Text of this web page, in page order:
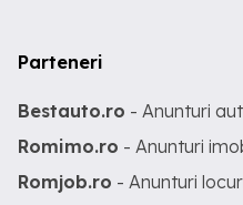
Parteneri
Bestauto.ro - Anunturi
Romimo.ro - Anunturi
Romjob.ro - Anunturi